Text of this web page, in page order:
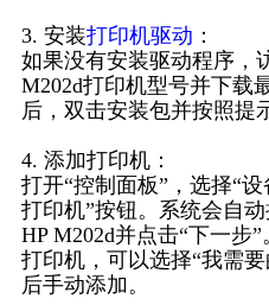
3. 安装打印机驱动 ：
如果没有安装驱动程序，
M202d打印机型号并下载
后，双击安装包并按照提
4. 添加打印机：
打开“控制面板”，选择“
打印机”按钮。系统会自
HP M202d并点击“下一步
打印机，可以选择“我需
后手动添加。